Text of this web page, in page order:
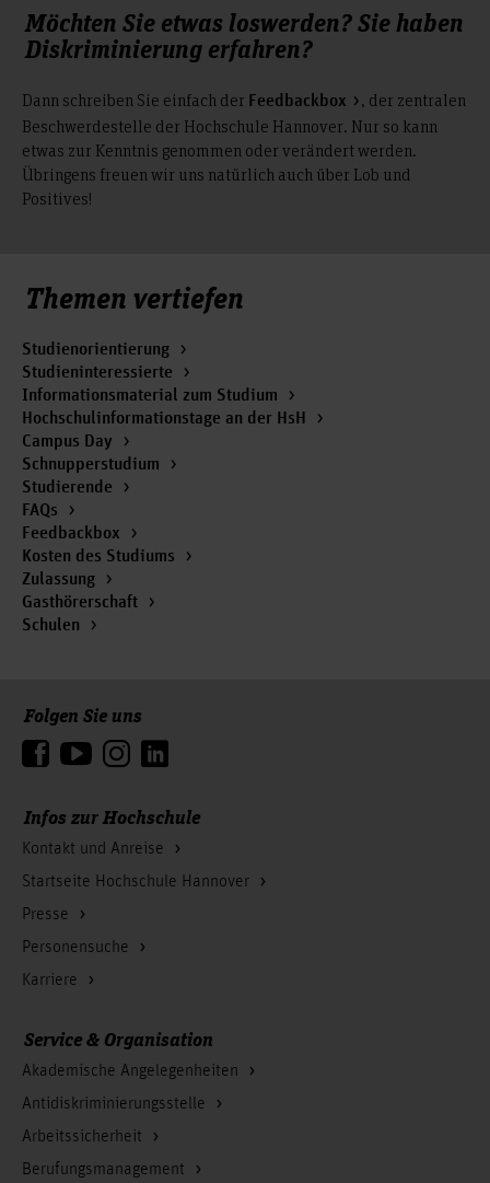
Möchten Sie etwas loswerden? Sie haben
Diskriminierung erfahren?
Dann schreiben Sie einfach der Feedbackbox
, der zentralen
Beschwerdestelle der Hochschule Hannover. Nur so kann
etwas zur Kenntnis genommen oder verändert werden.
Übringens freuen wir uns natürlich auch über Lob und
Positives!
Themen vertiefen
Studienorientierung
Studieninteressierte
Informationsmaterial zum Studium
Hochschulinformationstage an der HsH
Campus Day
Schnupperstudium
Studierende
FAQs
Feedbackbox
Kosten des Studiums
Zulassung
Gasthörerschaft
Schulen
Infos zur Hochschule
Kontakt und Anreise
Startseite Hochschule Hannover
Presse
Personensuche
Karriere
Folgen Sie uns
Service & Organisation
Akademische Angelegenheiten
Antidiskriminierungsstelle
Arbeitssicherheit
Berufungsmanagement